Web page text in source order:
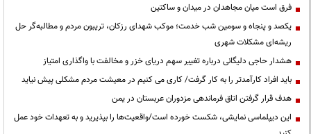
فرق است میان مجاهدان در میدان و ساکتین
یکصد و پنجاه و سومین شب خدمت؛ موکب شهدای رزکان، تریبون مردم و مطالبه‌گر حل
ریشه‌ای مشکلات شهری
هشدار حاجی دلیگانی درباره تغییر سهم دریای خزر و مخالفت با واگذاری امتیاز
باید افراد کارآمدتر را به کار گرفت/ کاری می کنیم در معیشت مردم مشکلی پیش نیاید
هدف قرار گرفتن اتاق‌ فرماندهی مزدوران عربستان در یمن
این دیپلماسی نمایشی، شکست خورده است/واقعیت‌ها را بپذیرید و به تعهدات خود عمل